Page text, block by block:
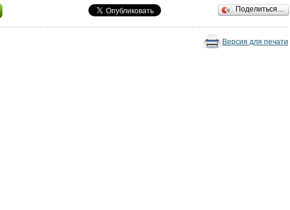
Поделиться…
Версия для печати